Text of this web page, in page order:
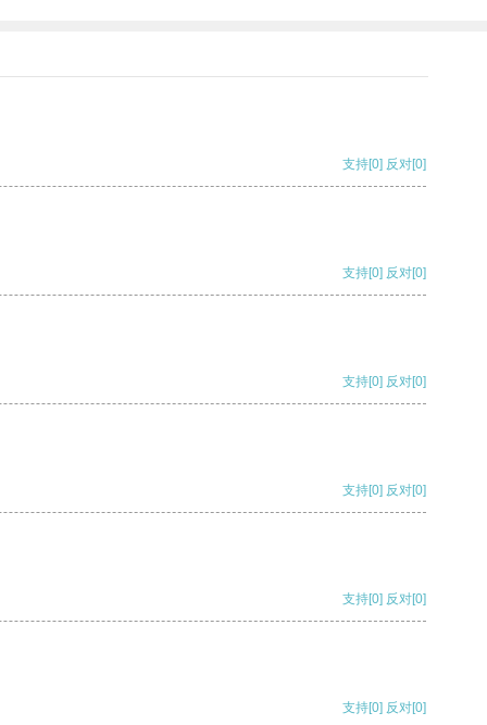
支持[0] 反对[0]
支持[0] 反对[0]
支持[0] 反对[0]
支持[0] 反对[0]
支持[0] 反对[0]
支持[0] 反对[0]